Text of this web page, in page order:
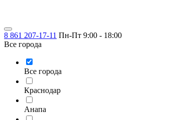
8 861 207-17-11 Пн-Пт 9:00 - 18:00
Все города
Все города
Краснодар
Анапа